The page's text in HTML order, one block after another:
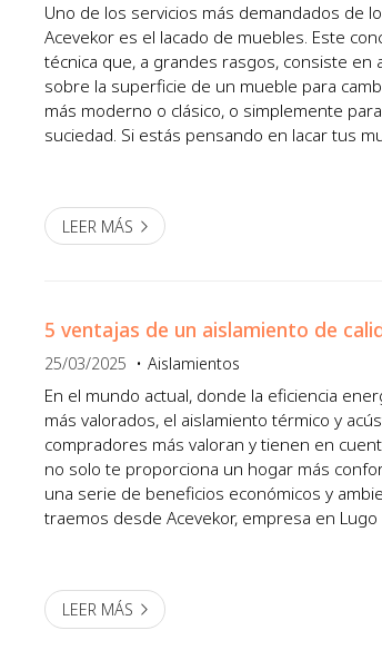
Uno de los servicios más demandados de
Acevekor es el lacado de muebles. Este
técnica que, a grandes rasgos, consiste en
sobre la superficie de un mueble para
más moderno o clásico, o simplemente
suciedad. Si estás pensando en lacar tus
LEER MÁS
5 ventajas de un aislamiento de
25/03/2025 Aislamientos
En el mundo actual, donde la eficiencia
más valorados, el aislamiento térmico y
compradores más valoran y tienen en
no solo te proporciona un hogar más
una serie de beneficios económicos y
traemos desde Acevekor, empresa en
LEER MÁS